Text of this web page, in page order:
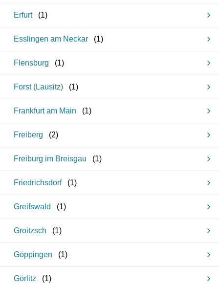
Erfurt (1)
Esslingen am Neckar (1)
Flensburg (1)
Forst (Lausitz) (1)
Frankfurt am Main (1)
Freiberg (2)
Freiburg im Breisgau (1)
Friedrichsdorf (1)
Greifswald (1)
Groitzsch (1)
Göppingen (1)
Görlitz (1)